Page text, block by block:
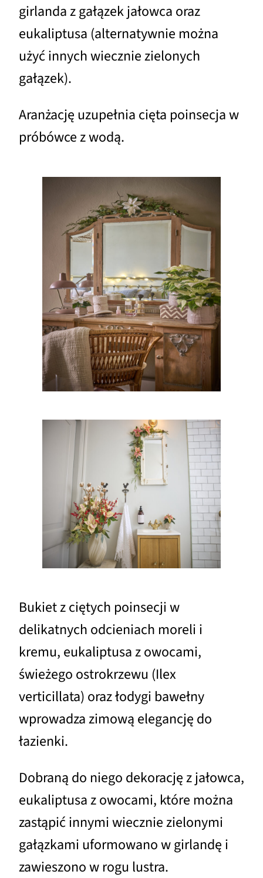
girlanda z gałązek jałowca oraz
eukaliptusa (alternatywnie można
użyć innych wiecznie zielonych
gałązek).
Aranżację uzupełnia cięta poinsecja w
próbówce z wodą.
Bukiet z ciętych poinsecji w
delikatnych odcieniach moreli i
kremu, eukaliptusa z owocami,
świeżego ostrokrzewu (Ilex
verticillata) oraz łodygi bawełny
wprowadza zimową elegancję do
łazienki.
Dobraną do niego dekorację z jałowca,
eukaliptusa z owocami, które można
zastąpić innymi wiecznie zielonymi
gałązkami uformowano w girlandę i
zawieszono w rogu lustra.